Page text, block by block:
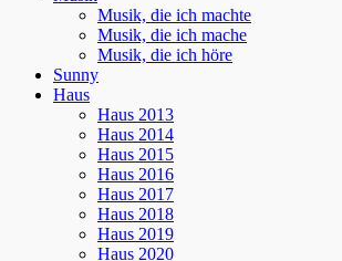
Musik, die ich machte
Musik, die ich mache
Musik, die ich höre
Sunny
Haus
Haus 2013
Haus 2014
Haus 2015
Haus 2016
Haus 2017
Haus 2018
Haus 2019
Haus 2020